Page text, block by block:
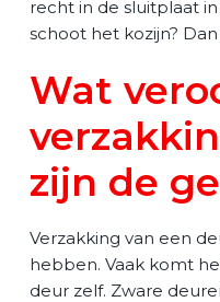
recht in de sluitplaat
schoot het kozijn?
Wat
zijn de
Verzakking van een
hebben. Vaak komt
deur zelf. Zware